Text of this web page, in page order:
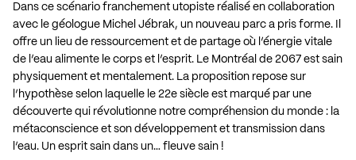
Dans ce scénario franchement utopiste réalisé en collaboration
avec le géologue Michel Jébrak, un nouveau parc a pris forme. Il
offre un lieu de ressourcement et de partage où l’énergie vitale
de l’eau alimente le corps et l’esprit. Le Montréal de 2067 est sain
physiquement et mentalement. La proposition repose sur
l’hypothèse selon laquelle le 22e siècle est marqué par une
découverte qui révolutionne notre compréhension du monde : la
métaconscience et son développement et transmission dans
l’eau. Un esprit sain dans un… fleuve sain !